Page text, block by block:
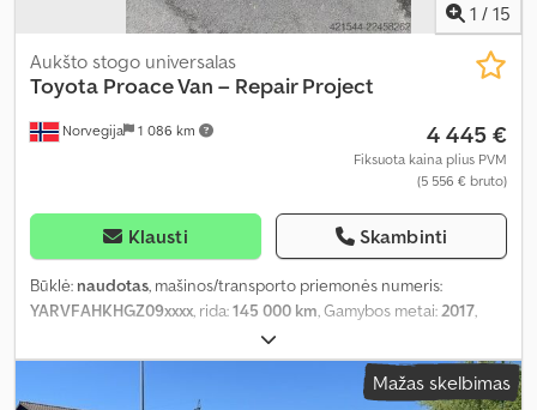
1 / 15
Norvegija 1 086 km
Aukšto stogo universalas
Toyota Proace Van – Repair Project
4 445 €
Fiksuota kaina plius PVM
(5 556 € bruto)
Klausti Skambinti
Būklė: naudotas, mašinos/transporto priemonės numeris:
YARVFAHKHGZ09xxxx, rida:145 000 km, Gamybos metai:2017,
Mažas skelbimas